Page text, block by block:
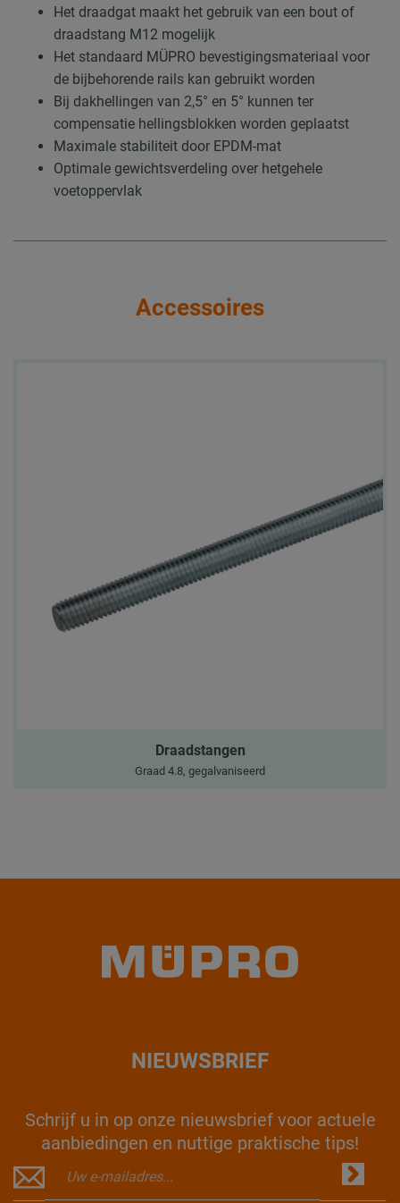
Het draadgat maakt het gebruik van een bout of
draadstang M12 mogelijk
Het standaard MÜPRO bevestigingsmateriaal voor
de bijbehorende rails kan gebruikt worden
Bij dakhellingen van 2,5° en 5° kunnen ter
compensatie hellingsblokken worden geplaatst
Maximale stabiliteit door EPDM-mat
Optimale gewichtsverdeling over hetgehele
voetoppervlak
Accessoires
Draadstangen
Graad 4.8, gegalvaniseerd
NIEUWSBRIEF
Schrijf u in op onze nieuwsbrief voor actuele
aanbiedingen en nuttige praktische tips!